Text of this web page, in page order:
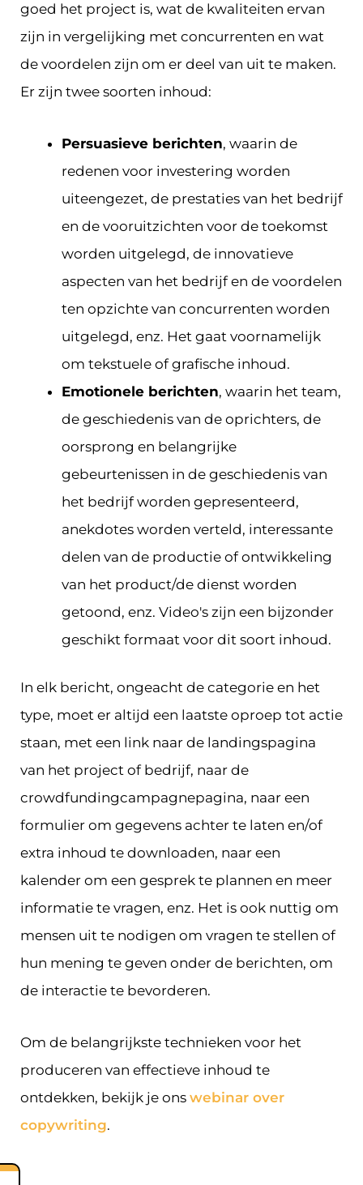
goed het project is, wat de kwaliteiten ervan
zijn in vergelijking met concurrenten en wat
de voordelen zijn om er deel van uit te maken.
Er zijn twee soorten inhoud:
Persuasieve berichten, waarin de
redenen voor investering worden
uiteengezet, de prestaties van het bedrijf
en de vooruitzichten voor de toekomst
worden uitgelegd, de innovatieve
aspecten van het bedrijf en de voordelen
ten opzichte van concurrenten worden
uitgelegd, enz. Het gaat voornamelijk
om tekstuele of grafische inhoud.
Emotionele berichten, waarin het team,
de geschiedenis van de oprichters, de
oorsprong en belangrijke
gebeurtenissen in de geschiedenis van
het bedrijf worden gepresenteerd,
anekdotes worden verteld, interessante
delen van de productie of ontwikkeling
van het product/de dienst worden
getoond, enz. Video's zijn een bijzonder
geschikt formaat voor dit soort inhoud.
In elk bericht, ongeacht de categorie en het
type, moet er altijd een laatste oproep tot actie
staan, met een link naar de landingspagina
van het project of bedrijf, naar de
crowdfundingcampagnepagina, naar een
formulier om gegevens achter te laten en/of
extra inhoud te downloaden, naar een
kalender om een gesprek te plannen en meer
informatie te vragen, enz. Het is ook nuttig om
mensen uit te nodigen om vragen te stellen of
hun mening te geven onder de berichten, om
de interactie te bevorderen.
Om de belangrijkste technieken voor het
produceren van effectieve inhoud te
ontdekken, bekijk je ons webinar over
copywriting.